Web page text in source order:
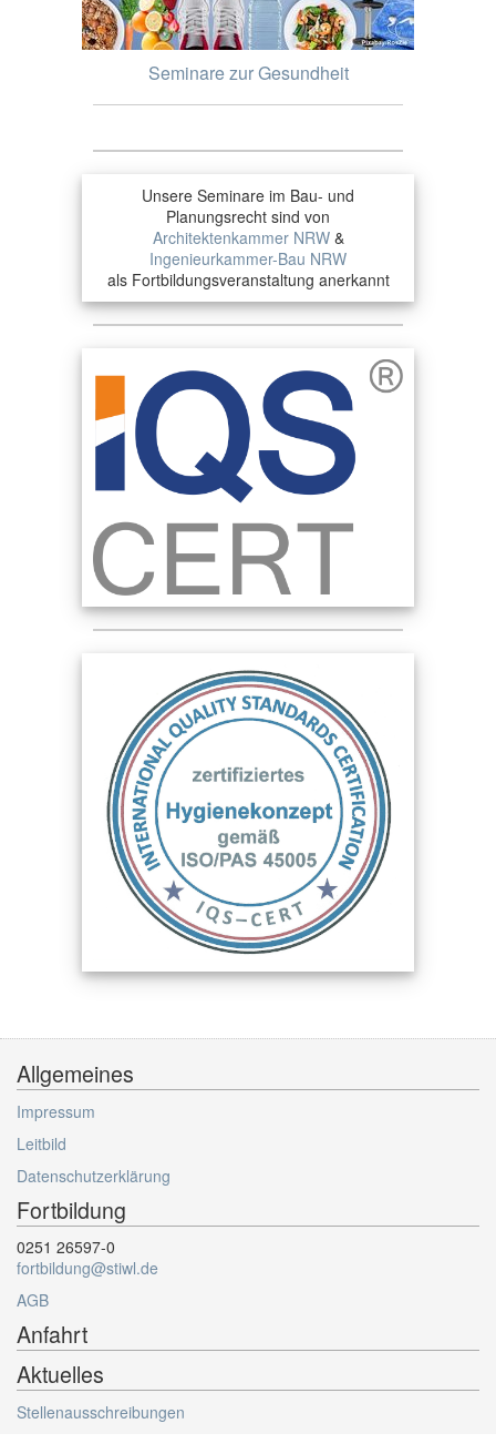
Seminare zur Gesundheit
Unsere Seminare im Bau- und
Planungsrecht sind von
Architektenkammer NRW&
Ingenieurkammer-Bau NRW
als Fortbildungsveranstaltung anerkannt
Allgemeines
Impressum
Leitbild
Datenschutzerklärung
Fortbildung
0251 26597-0
fortbildung@stiwl.de
AGB
Anfahrt
Aktuelles
Stellenausschreibungen